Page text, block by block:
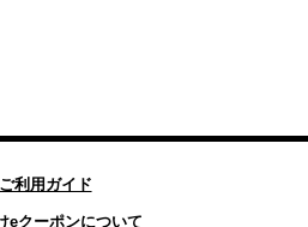
利用ガイド
eクーポンについて